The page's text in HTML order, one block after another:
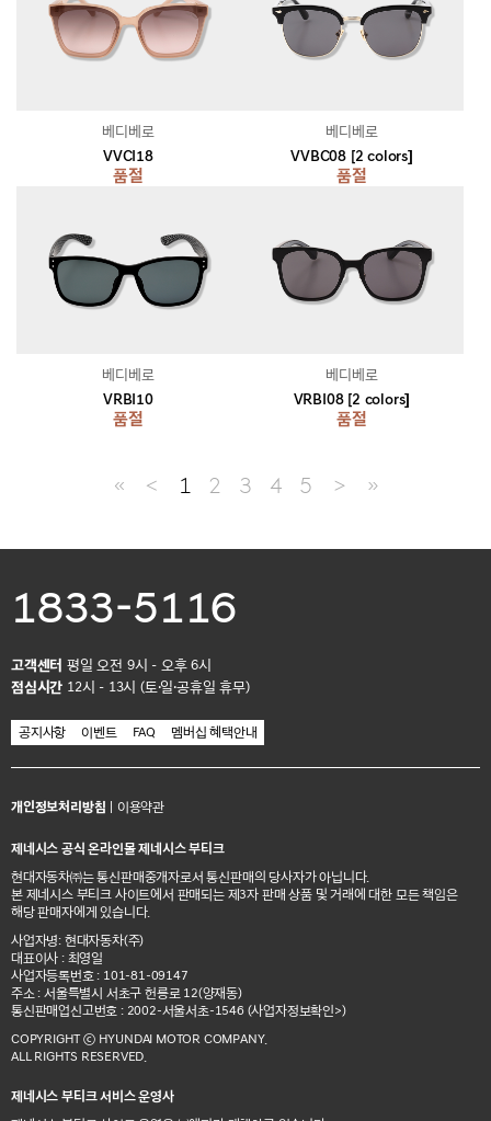
VVCI18
품절
베디베로
VVBC08 [2 colors]
품절
베디베로
VRBI10
품절
베디베로
VRBI08 [2 colors]
품절
베디베로
≪ ＜ 1 2 3 4 5 ＞ ≫
1833-5116
고객센터 평일 오전 9시 - 오후 6시
점심시간 12시 - 13시 (토·일·공휴일 휴무)
공지사항 이벤트 FAQ 멤버십 혜택안내
개인정보처리방침 이용약관
제네시스 공식 온라인몰 제네시스 부티크
현대자동차㈜는 통신판매중개자로서 통신판매의 당사자가 아닙니다.
본 제네시스 부티크 사이트에서 판매되는 제3자 판매 상품 및 거래에 대한 모든 책임은
해당 판매자에게 있습니다.
사업자명: 현대자동차(주)
대표이사 : 최영일
사업자등록번호 : 101-81-09147
주소 : 서울특별시 서초구 헌릉로 12(양재동)
통신판매업신고번호 : 2002-서울서초-1546 (사업자정보확인>)
COPYRIGHT ⓒ HYUNDAI MOTOR COMPANY.
ALL RIGHTS RESERVED.
제네시스 부티크 서비스 운영사